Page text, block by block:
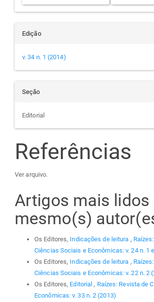
Edição
v. 34 n. 1 (2014)
Seção
Editorial
Referências
Ver arquivo.
Artigos mais lidos
mesmo(s)
Os Editores, Indicações de leitura ,
Ciências Sociais e Econômicas: v. 24 n. 1
Os Editores, Indicações de leitura ,
Ciências Sociais e Econômicas: v. 22 n. 2
Os Editores, Editorial , Raízes: Revista de
Econômicas: v. 33 n. 2 (2013)